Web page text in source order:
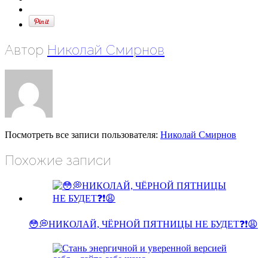
Автор Николай Смирнов
Посмотреть все записи пользователя: Николай Смирнов
Похожие записи
😳💭НИКОЛАЙ, ЧЁРНОЙ ПЯТНИЦЫ НЕ БУДЕТ❓❗😩